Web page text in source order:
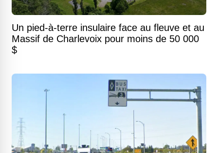
Un pied-à-terre insulaire face au fleuve et au
Massif de Charlevoix pour moins de 50 000
$